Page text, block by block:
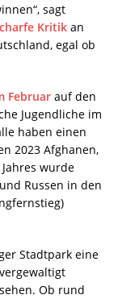
sagt
Kritik an
egal ob
Februar auf den
Jugendliche im
haben einen
2023 Afghanen,
wurde
Russen in den
Stadtpark eine
Ob rund